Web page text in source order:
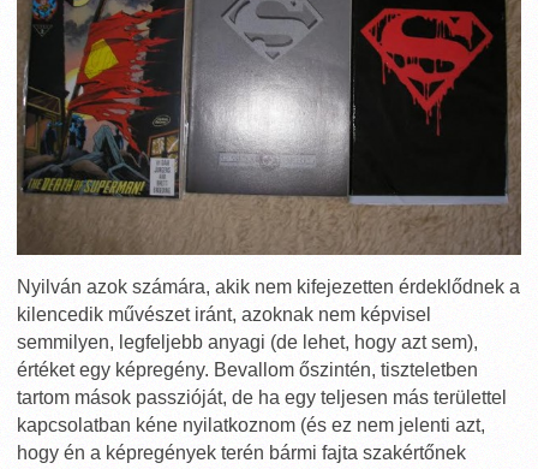
Nyilván azok számára, akik nem kifejezetten érdeklődnek a
kilencedik művészet iránt, azoknak nem képvisel
semmilyen, legfeljebb anyagi (de lehet, hogy azt sem),
értéket egy képregény. Bevallom őszintén, tiszteletben
tartom mások passzióját, de ha egy teljesen más területtel
kapcsolatban kéne nyilatkoznom (és ez nem jelenti azt,
hogy én a képregények terén bármi fajta szakértőnek